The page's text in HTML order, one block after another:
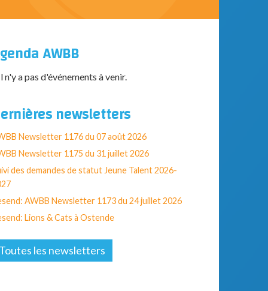
AWBB
n'y a pas d'événements à venir.
newsletters
Newsletter 1176 du 07 août 2026
Newsletter 1175 du 31 juillet 2026
des demandes de statut Jeune Talent 2026-
AWBB Newsletter 1173 du 24 juillet 2026
Lions & Cats à Ostende
les newsletters